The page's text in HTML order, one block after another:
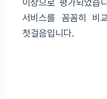
이상으로 평가되었습
서비스를 꼼꼼히 비
첫걸음입니다.